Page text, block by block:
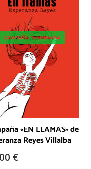
«EN LLAMAS» de
Reyes Villalba
€